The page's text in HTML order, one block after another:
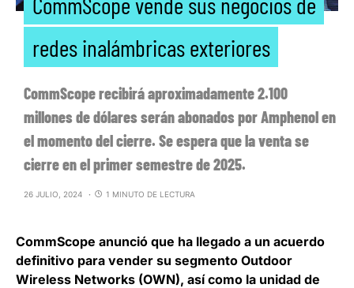
redes inalámbricas exteriores
CommScope recibirá aproximadamente 2.100
millones de dólares serán abonados por Amphenol en
el momento del cierre. Se espera que la venta se
cierre en el primer semestre de 2025.
26 JULIO, 2024 1 MINUTO DE LECTURA
CommScope anunció que ha llegado a un acuerdo
definitivo para vender su segmento Outdoor
Wireless Networks (OWN), así como la unidad de